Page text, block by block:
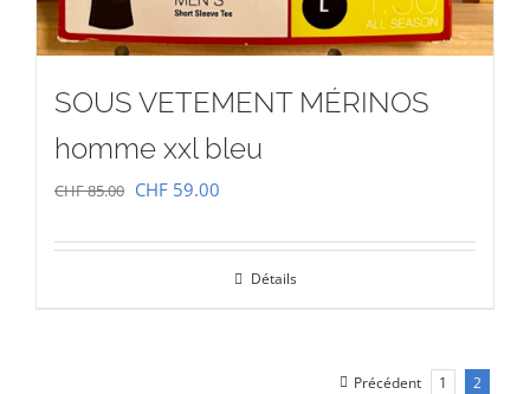
SOUS VETEMENT MÉRINOS
homme xxl bleu
CHF85.00 Le
initial
CHF 59.00
actuel
Détails
Précédent 1 2